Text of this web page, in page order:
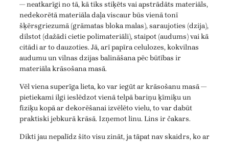
— neatkarīgi no tā, kā tiks stiķēts vai apstrādāts materiāls,
nedekorētā materiāla daļa viscaur būs vienā tonī
šķērsgriezumā (grāmatas bloka malas), saraujoties (dzija),
dilstot (dažādi cietie polimateriāli), staipot (audums) vai kā
citādi ar to dauzoties. Jā, arī papīra celulozes, kokvilnas
audumu un vilnas dzijas balināšana pēc būtības ir
materiāla krāsošana masā.
Vēl viena superīga lieta, ko var iegūt ar krāsošanu masā —
pietiekami ilgi ieslēdzot vienā telpā bariņu ķīmiķu un
fiziķu kopā ar dekorēšanai izvēlēto vielu, to var dabūt
praktiski jebkurā krāsā. Izņemot linu. Lins ir čakars.
Dikti jau nepalīdz šito visu zināt, ja tāpat nav skaidrs, ko ar